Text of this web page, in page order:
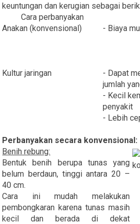
keuntungan dan kerugian sebagai
Cara perbanyakan
Anakan (konvensional)
- Biaya
Kultur jaringan
- Dapat
jumlah
- Kecil
penyakit
- Lebih
Perbanyakan secara konvensional:
Benih rebung:
Bentuk benih berupa tunas yang
belum berdaun, tinggi antara 20 –
40 cm.
Cara ini mudah melakukan
pembongkaran karena tunas masih
kecil dan berada di dekat